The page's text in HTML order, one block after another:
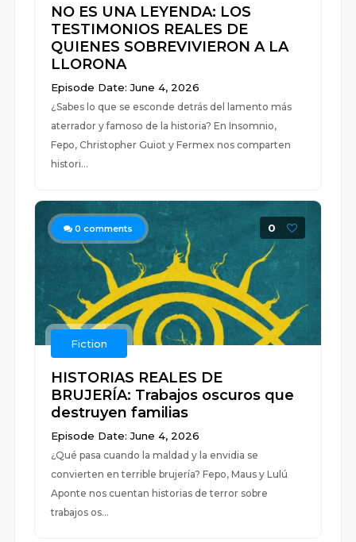
NO ES UNA LEYENDA: LOS
TESTIMONIOS REALES DE
QUIENES SOBREVIVIERON A LA
LLORONA
Episode Date: June 4, 2026
¿Sabes lo que se esconde detrás del lamento más
aterrador y famoso de la historia? En Insomnio,
Fepo, Christopher Guiot y Fermex nos comparten
histori...
0 comments 0
Fiction
HISTORIAS REALES DE
BRUJERÍA: Trabajos oscuros que
destruyen familias
Episode Date: June 4, 2026
¿Qué pasa cuando la maldad y la envidia se
convierten en terrible brujería? Fepo, Maus y Lulú
Aponte nos cuentan historias de terror sobre
trabajos os...